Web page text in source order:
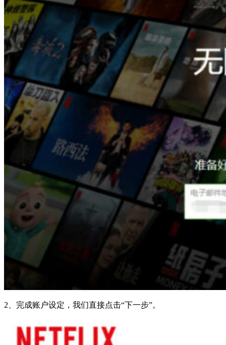
2、完成账户设定，我们直接点击“下一步”。